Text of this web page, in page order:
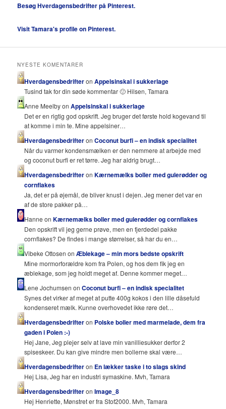
Besøg Hverdagensbedrifter på Pinterest.
Visit Tamara's profile on Pinterest.
NYESTE KOMENTARER
HverdagensbedrifteronAppelsinskal i sukkerlage
Tusind tak for din søde kommentar 🙂 Hilsen, Tamara
Anne Meelby onAppelsinskal i sukkerlage
Det er en rigtig god opskrift. Jeg bruger det første hold kogevand til
at komme i min te. Mine appelsiner…
HverdagensbedrifteronCoconut burfi – en indisk specialitet
Når du varmer kondensmælken er den nemmere at arbejde med
og coconut burfi er ret tørre. Jeg har aldrig brugt…
HverdagensbedrifteronKærnemælks boller med gulerødder og
cornflakes
Ja, det er på øjemål, de bliver knust i dejen. Jeg mener det var en
af de store pakker på…
Hanne onKærnemælks boller med gulerødder og cornflakes
Den opskrift vil jeg gerne prøve, men en fjerdedel pakke
cornflakes? De findes i mange størrelser, så har du en…
Vibeke Ottosen onÆblekage – min mors bedste opskrift
Mine mormorforældre kom fra Polen, og hos dem fik jeg en
æblekage, som jeg holdt meget af. Denne kommer meget…
Lene Jochumsen onCoconut burfi – en indisk specialitet
Synes det virker af meget at putte 400g kokos i den lille dåsefuld
kondenseret mælk. Kunne overhovedet ikke røre det…
Hverdagensbedrifteron Polske boller med marmelade, dem fra
gaden i Polen :-)
Hej Jane, Jeg plejer selv at lave min vanilliesukker derfor 2
spiseskeer. Du kan give mindre men bollerne skal være…
Hverdagensbedrifteron En lækker taske i to slags skind
Hej Lisa, Jeg har en industri symaskine. Mvh, Tamara
HverdagensbedrifteronImage_8
Hej Henriette, Mønstret er fra Stof2000. Mvh, Tamara